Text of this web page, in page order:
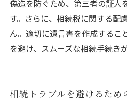
偽造を防ぐため、第三者の証人
す。さらに、相続税に関する配
ん。適切に遺言書を作成するこ
を避け、スムーズな相続手続き
相続トラブルを避けるため